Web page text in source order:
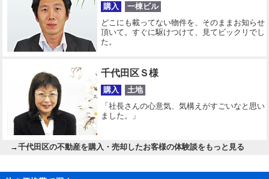
購入
一棟ビル
どこにも載ってない物件を、そのままお知らせ
頂いて。すぐに駆けつけて、見てビックリでし
た。
千代田区Ｓ様
購入
土地
「社長さんの心意気、気構えがすごいなと思い
ました。」
→千代田区の不動産を購入・売却したお客様の体験談をもっと見る